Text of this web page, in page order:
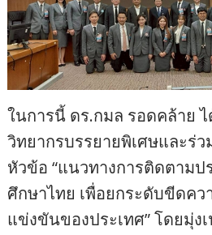
ในการนี้ ดร.กมล รอดคล้าย ไ
วิทยากรบรรยายพิเศษและร่
หัวข้อ “แนวทางการติดตามป
ศึกษาไทย เพื่อยกระดับขีดคว
แข่งขันของประเทศ” โดยมุ่ง